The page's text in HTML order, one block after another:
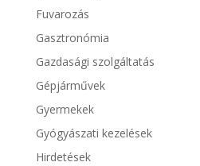
Fuvarozás
Gasztronómia
Gazdasági szolgáltatás
Gépjárművek
Gyermekek
Gyógyászati kezelések
Hirdetések